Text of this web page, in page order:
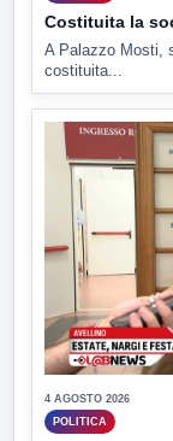
Costituita la
A Palazzo Mosti,
costituita...
4 AGOSTO 2026
POLITICA